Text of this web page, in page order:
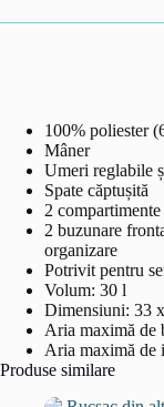
100% poliester
Mâner
Umeri reglabile
Spate căptușită
2
2 buzunare
organizare
Potrivit pentru
Volum: 30 l
Dimensiuni: 33
Aria maximă de
Aria maximă de
Produse similare